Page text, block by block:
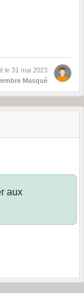
le 31 mai 2023
Masqué
aux